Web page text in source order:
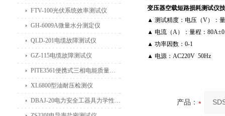
变压器空载短路损耗测试仪
▲ 测试精度：电压（V）：
▲ 电流（A）：量程：
▲ 功率因数：0-1
▲ 电源：AC220V 50Hz
产品：
FTV-100光伏系统效率测试仪
GH-6009A微量水分测定仪
QLD-201电缆故障测试仪
GZ-115电缆故障测试仪
PITE3561便携式三相电能质量分析仪
XL6800型油耐压检测仪
DBAJ-20电力安全工器具力学性能试验机